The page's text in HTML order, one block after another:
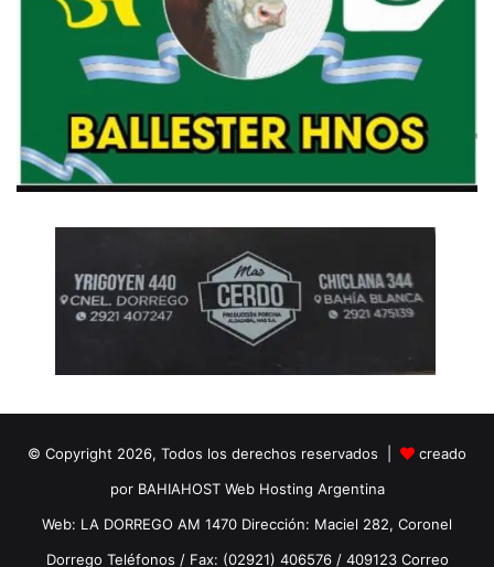
© Copyright 2026, Todos los derechos reservados |
creado
por BAHIAHOST Web Hosting Argentina
Web: LA DORREGO AM 1470 Dirección: Maciel 282, Coronel
Dorrego Teléfonos / Fax: (02921) 406576 / 409123 Correo